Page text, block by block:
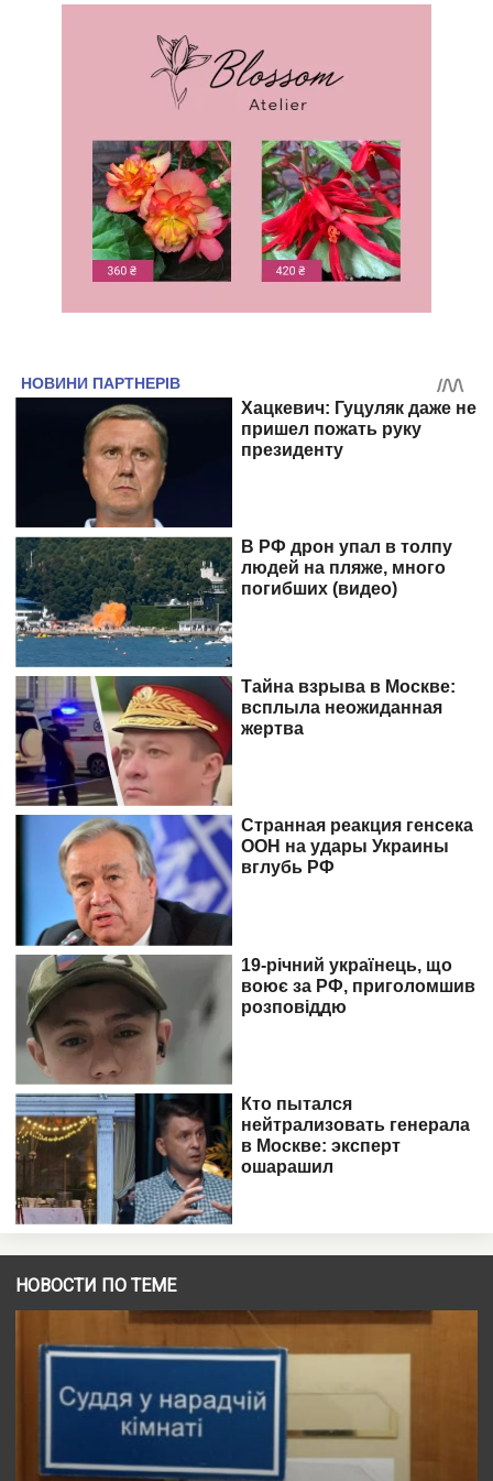
НОВОСТИ ПО ТЕМЕ